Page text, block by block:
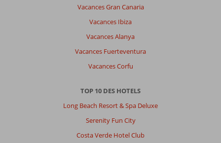
Vacances Gran Canaria
Vacances Ibiza
Vacances Alanya
Vacances Fuerteventura
Vacances Corfu
TOP 10 DES HOTELS
Long Beach Resort & Spa Deluxe
Serenity Fun City
Costa Verde Hotel Club